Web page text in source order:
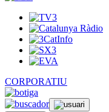
CORPORATIU